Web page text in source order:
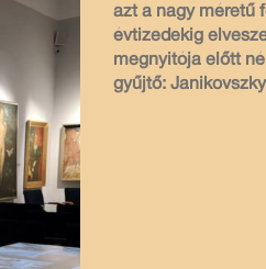
azt a nagy méretű
évtizedekig
megnyitója előtt
gyűjtő: